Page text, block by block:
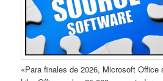
«Para finales de 2026, Microsoft Office